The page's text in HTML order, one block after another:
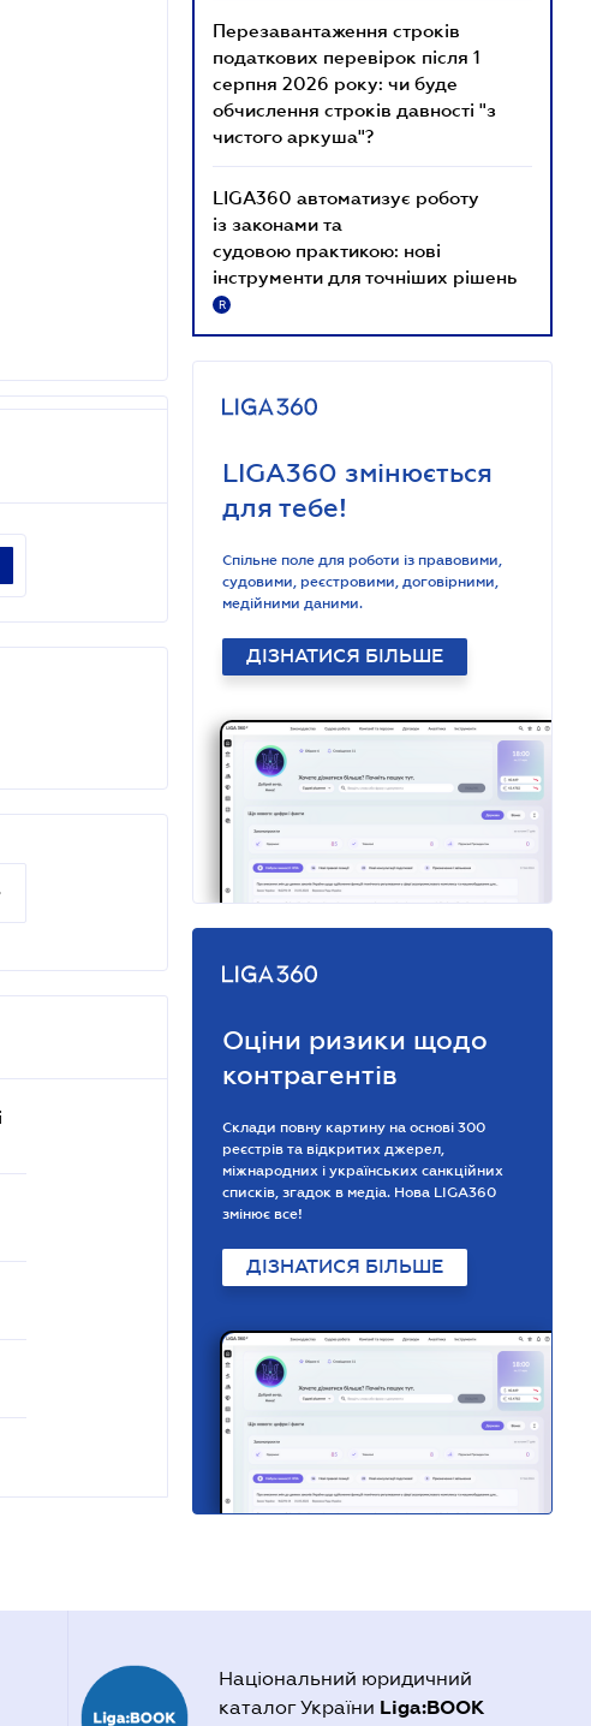
Перезавантаження строків
податкових перевірок після 1
серпня 2026 року: чи буде
обчислення строків давності "з
чистого аркуша"?
LIGA360 автоматизує роботу
із законами та
судовою практикою: нові
інструменти для точніших рішень
R
LIGA360 змінюється
для тебе!
Спільне поле для роботи із правовими,
судовими, реєстровими, договірними,
медійними даними.
ДІЗНАТИСЯ БІЛЬШЕ
Оціни ризики щодо
контрагентів
Склади повну картину на основі 300
реєстрів та відкритих джерел,
міжнародних і українських санкційних
списків, згадок в медіа. Нова LIGA360
змінює все!
ДІЗНАТИСЯ БІЛЬШЕ
Національний юридичний
каталог України Liga:BOOK